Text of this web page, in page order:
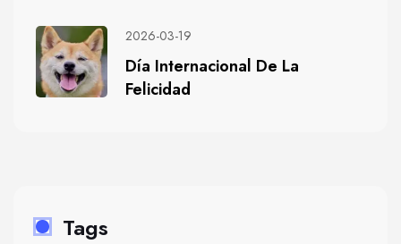
2026-03-19
Día Internacional De La
Felicidad
Tags